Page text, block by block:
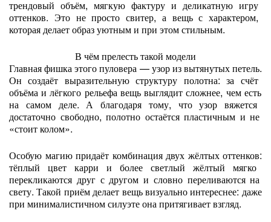
трендовый объём, мягкую фактуру и деликатную игру
оттенков. Этонепросто свитер, авещьс характером,
котораяделаетобразуютными при этомстильным.
В чёмпрелестьтакой модели
Главнаяфишкаэтогопуловера — узоризвытянутыхпетель.
Он создаёт выразительнуюструктуру полотна: за счёт
объёма и лёгкого рельефавещьвыглядит сложнее, чеместь
на самомделе. А благодаря тому, чтоузор вяжется
достаточно свободно, полотно остаётсяпластичным и не
«стоитколом».
Особую магиюпридаёт комбинациядвух жёлтыхоттенков:
тёплый цвет карри и более светлый жёлтый мягко
перекликаются другсдругом и словнопереливаютсяна
свету. Такой приёмделает вещьвизуальноинтереснее: даже
при минималистичномсилуэтеонапритягиваетвзгляд.